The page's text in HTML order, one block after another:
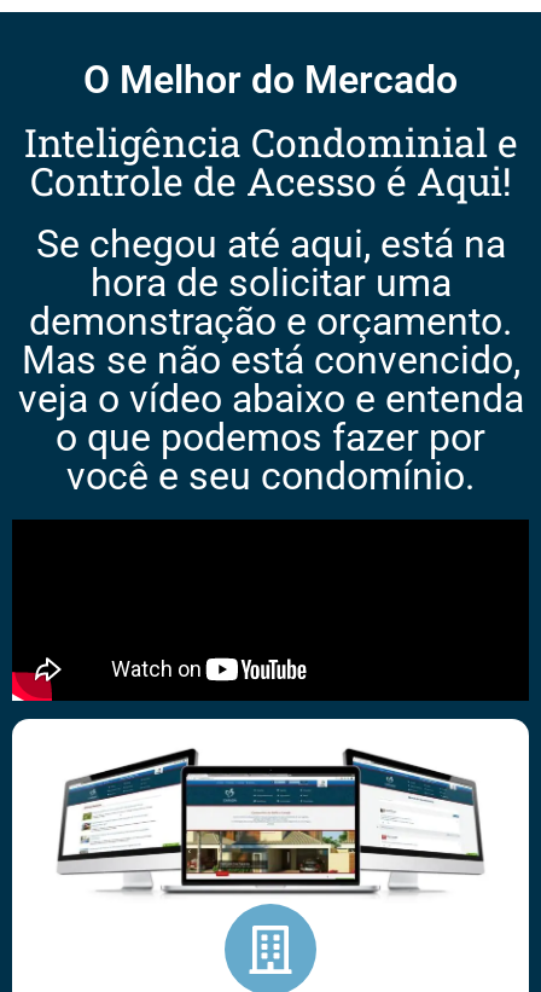
O Melhor do Mercado
Inteligência Condominial e
Controle de Acesso é Aqui!
Se chegou até aqui, está na
hora de solicitar uma
demonstração e orçamento.
Mas se não está convencido,
veja o vídeo abaixo e entenda
o que podemos fazer por
você e seu condomínio.